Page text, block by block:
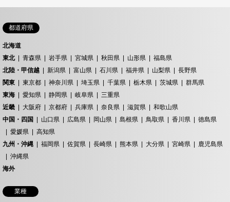
都道府県
北海道
東北
青森県 岩手県 宮城県 秋田県 山形県
福島県
北陸・甲信越
新潟県 富山県 石川県 福井県 山梨県
長野県
関東
東京都 神奈川県 埼玉県 千葉県 栃木県 茨城県
群馬県
東海
愛知県 静岡県 岐阜県
三重県
近畿
大阪府 京都府 兵庫県 奈良県 滋賀県
和歌山県
中国・四国
山口県 広島県 岡山県 島根県 鳥取県 香川県
徳島県
愛媛県
高知県
九州・沖縄
福岡県 佐賀県 長崎県 熊本県 大分県 宮崎県
鹿児島県
沖縄県
海外
業種